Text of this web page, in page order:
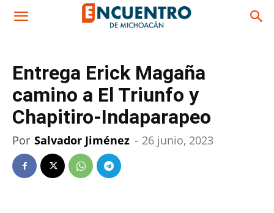
Entrega Erick Magaña
camino a El Triunfo y
Chapitiro-Indaparapeo
Por Salvador Jiménez - 26 junio, 2023